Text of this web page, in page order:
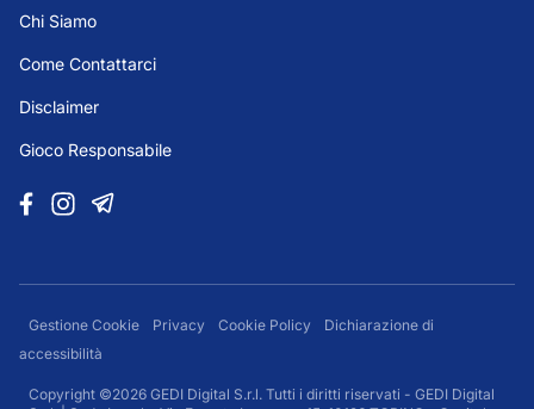
Chi Siamo
Come Contattarci
Disclaimer
Gioco Responsabile
Gestione Cookie Privacy Cookie Policy
Dichiarazione di
accessibilità
Copyright ©2026 GEDI Digital S.r.l. Tutti i diritti riservati - GEDI Digital